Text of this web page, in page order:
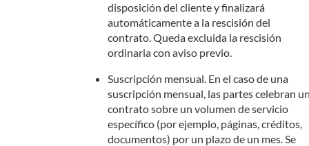
disposición del cliente y finalizará
automáticamente a la rescisión del
contrato. Queda excluida la rescisión
ordinaria con aviso previo.
Suscripción mensual. En el caso de una
suscripción mensual, las partes celebran
contrato sobre un volumen de servicio
específico (por ejemplo, páginas, créditos,
documentos) por un plazo de un mes. Se